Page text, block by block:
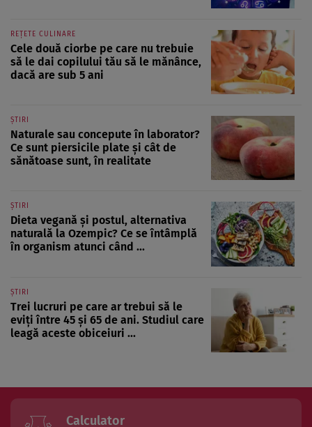
REȚETE CULINARE
Cele două ciorbe pe care nu trebuie
să le dai copilului tău să le mănânce,
dacă are sub 5 ani
ȘTIRI
Naturale sau concepute în laborator?
Ce sunt piersicile plate și cât de
sănătoase sunt, în realitate
ȘTIRI
Dieta vegană și postul, alternativa
naturală la Ozempic? Ce se întâmplă
în organism atunci când ...
ȘTIRI
Trei lucruri pe care ar trebui să le
eviți între 45 și 65 de ani. Studiul care
leagă aceste obiceiuri ...
Calculator